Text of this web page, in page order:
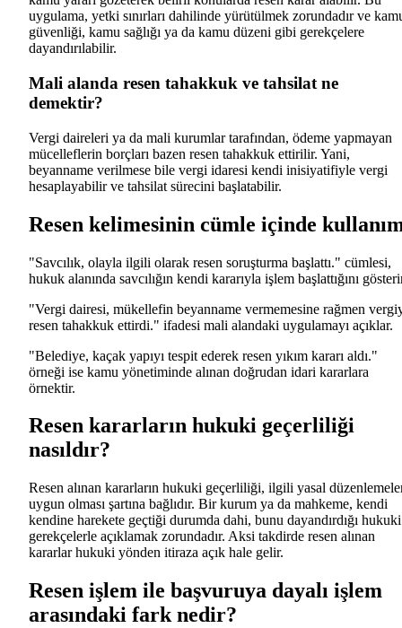
uygulama, yetki sınırları dahilinde yürütülmek zorundadır ve
güvenliği, kamu sağlığı ya da kamu düzeni gibi gerekçelere
dayandırılabilir.
Mali alanda resen tahakkuk ve tahsilat ne
demektir?
Vergi daireleri ya da mali kurumlar tarafından, ödeme yapmayan
mücelleflerin borçları bazen resen tahakkuk ettirilir. Yani,
beyanname verilmese bile vergi idaresi kendi inisiyatifiyle vergi
hesaplayabilir ve tahsilat sürecini başlatabilir.
Resen kelimesinin cümle içinde
"Savcılık, olayla ilgili olarak resen soruşturma başlattı." cümlesi,
hukuk alanında savcılığın kendi kararıyla işlem başlattığını
"Vergi dairesi, mükellefin beyanname vermemesine rağmen
resen tahakkuk ettirdi." ifadesi mali alandaki uygulamayı açıklar.
"Belediye, kaçak yapıyı tespit ederek resen yıkım kararı aldı."
örneği ise kamu yönetiminde alınan doğrudan idari kararlara
örnektir.
Resen kararların hukuki geçerliliği
nasıldır?
Resen alınan kararların hukuki geçerliliği, ilgili yasal
uygun olması şartına bağlıdır. Bir kurum ya da mahkeme, kendi
kendine harekete geçtiği durumda dahi, bunu dayandırdığı hukuki
gerekçelerle açıklamak zorundadır. Aksi takdirde resen alınan
kararlar hukuki yönden itiraza açık hale gelir.
Resen işlem ile başvuruya dayalı işlem
arasındaki fark nedir?